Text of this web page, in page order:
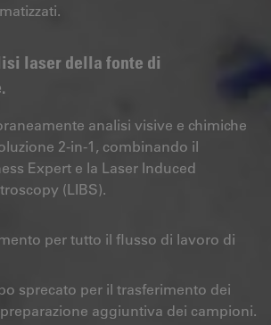
laser della fonte di
analisi visive e chimiche
2-in-1, combinando il
Expert e la Laser Induced
(LIBS).
per tutto il flusso di lavoro di
sprecato per il trasferimento dei
aggiuntiva dei campioni.